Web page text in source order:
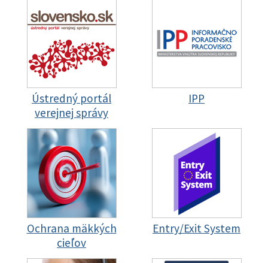
Ústredný portál
verejnej správy
IPP
Ochrana mäkkých
cieľov
Entry/Exit System